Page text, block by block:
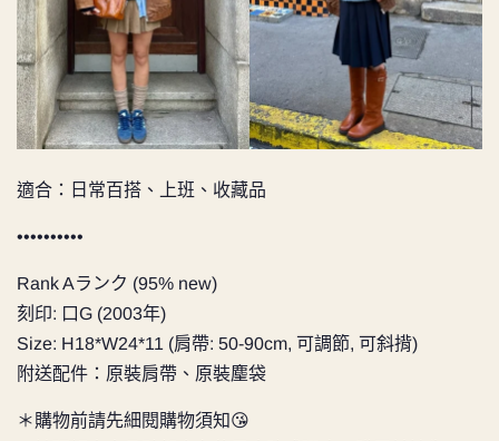
適合：日常百搭、上班、收藏品
••••••••••
Rank Aランク (95% new)
刻印: 口G (2003年)
Size: H18*W24*11 (肩帶: 50-90cm, 可調節, 可斜揹)
附送配件：原裝肩帶、原裝麈袋
＊購物前請先細閱購物須知😘